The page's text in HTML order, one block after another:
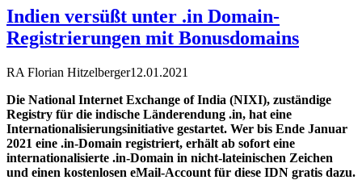
Indien versüßt unter .in Domain-
Registrierungen mit Bonusdomains
RA Florian Hitzelberger12.01.2021
Die National Internet Exchange of India (NIXI), zuständige
Registry für die indische Länderendung .in, hat eine
Internationalisierungsinitiative gestartet. Wer bis Ende Januar
2021 eine .in-Domain registriert, erhält ab sofort eine
internationalisierte .in-Domain in nicht-lateinischen Zeichen
und einen kostenlosen eMail-Account für diese IDN gratis dazu.